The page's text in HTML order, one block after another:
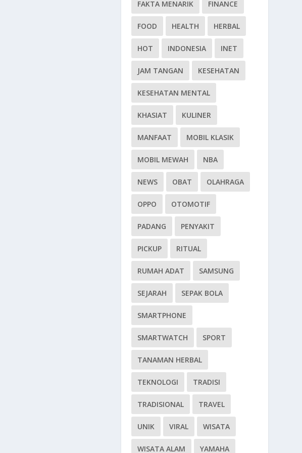
FAKTA MENARIK FINANCE
FOOD HEALTH HERBAL
HOT INDONESIA INET
JAM TANGAN KESEHATAN
KESEHATAN MENTAL
KHASIAT KULINER
MANFAAT MOBIL KLASIK
MOBIL MEWAH NBA
NEWS OBAT OLAHRAGA
OPPO OTOMOTIF
PADANG PENYAKIT
PICKUP RITUAL
RUMAH ADAT SAMSUNG
SEJARAH SEPAK BOLA
SMARTPHONE
SMARTWATCH SPORT
TANAMAN HERBAL
TEKNOLOGI TRADISI
TRADISIONAL TRAVEL
UNIK VIRAL WISATA
WISATA ALAM YAMAHA